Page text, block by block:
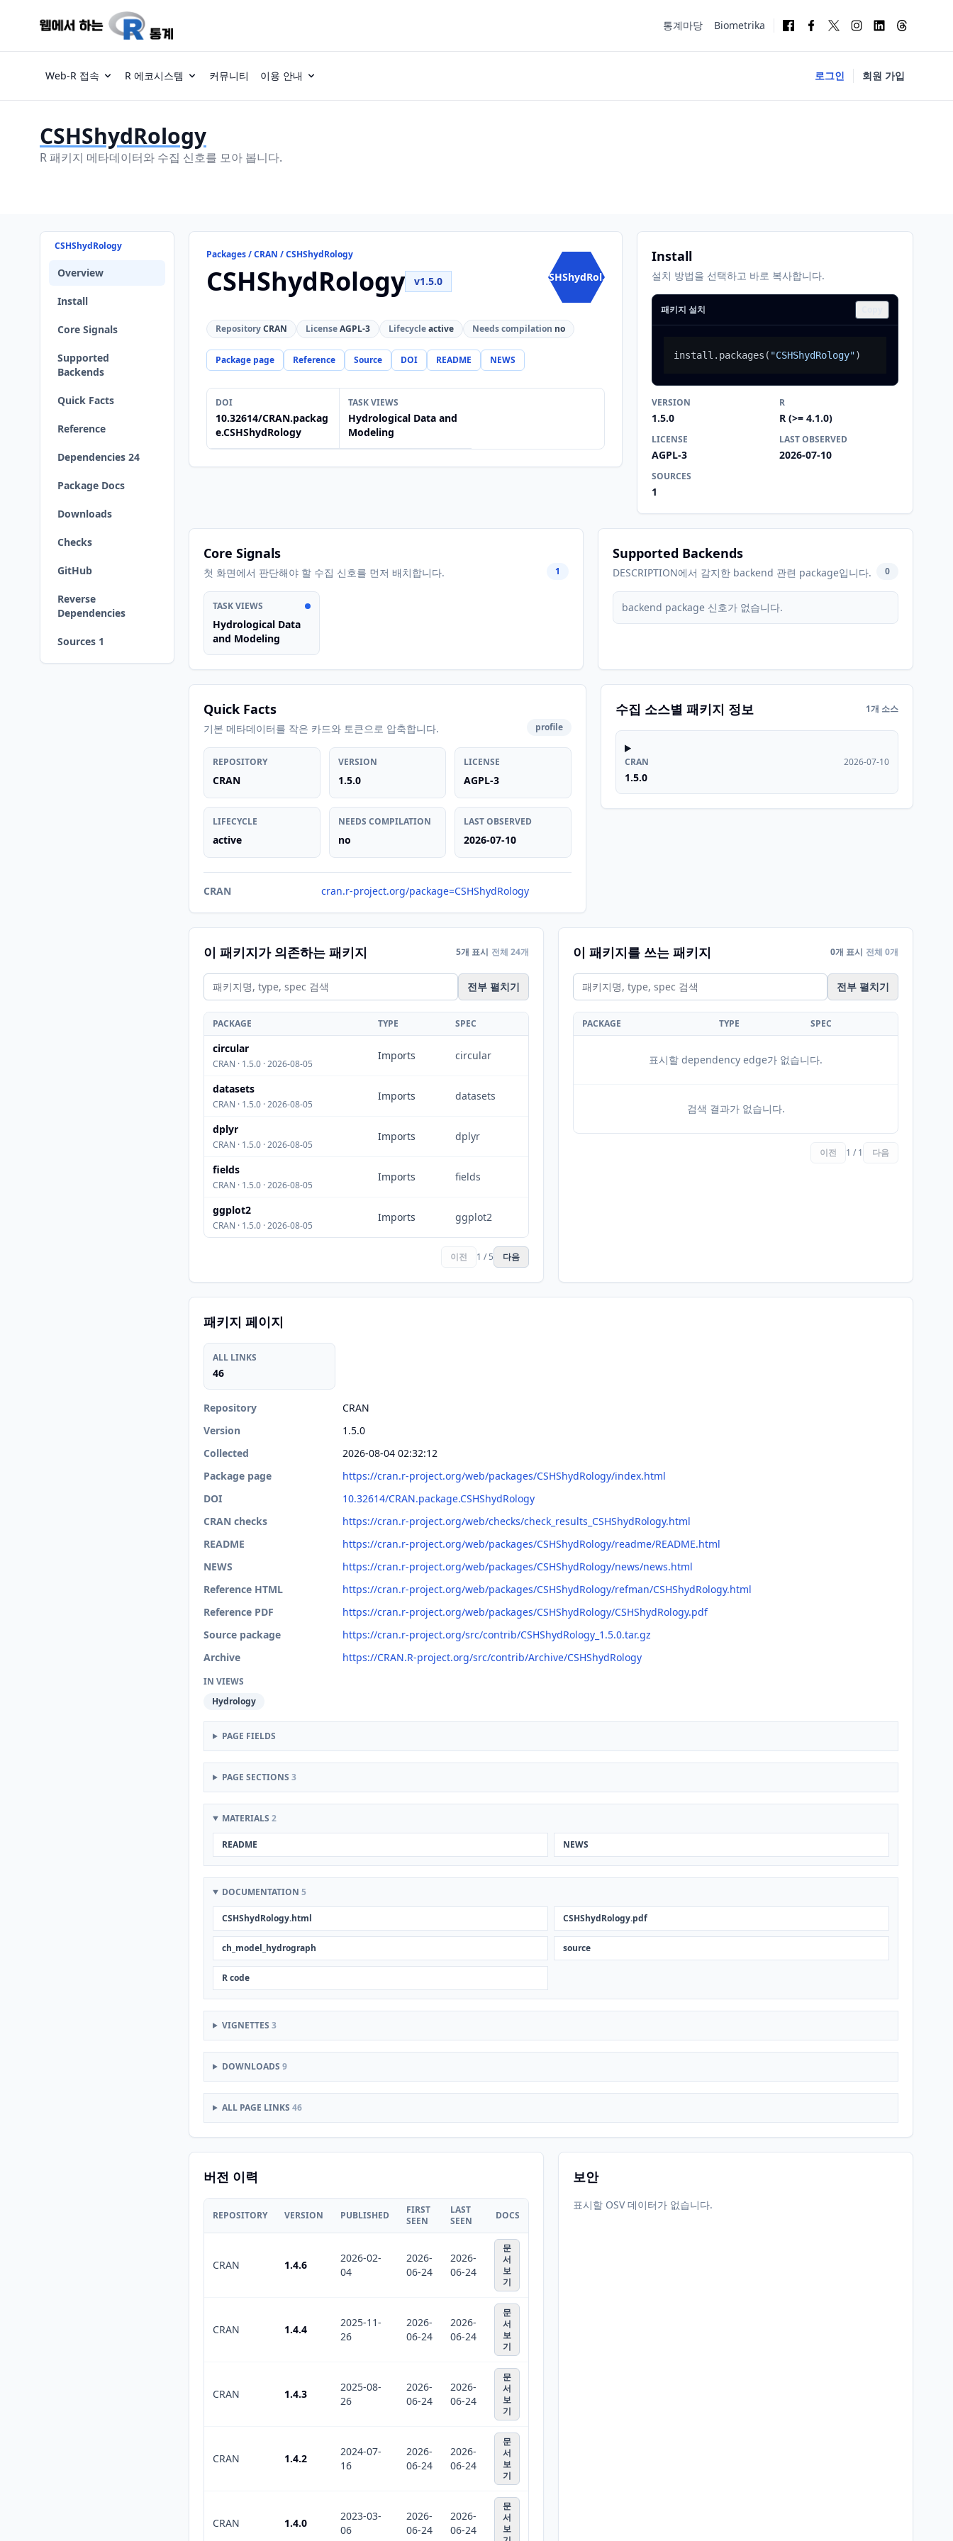
통계마당 Biometrika
Web-R 접속 R 에코시스템 커뮤니티 이용 안내 로그인 회원 가입
CSHShydRology
R 패키지 메타데이터와 수집 신호를 모아 봅니다.
CSHShydRology
Overview
Install
Core Signals
Supported
Backends
Quick Facts
Reference
Dependencies 24
Package Docs
Downloads
Checks
GitHub
Reverse
Dependencies
Sources 1
Packages / CRAN / CSHShydRology
CSHShydRology v1.5.0 CSHShydRol...
RepositoryCRAN LicenseAGPL-3 Lifecycleactive Needs compilation no
Package page Reference Source DOI README NEWS
DOI
10.32614/CRAN.packag
e.CSHShydRology
TASK VIEWS
Hydrological Data and
Modeling
Install
설치 방법을 선택하고 바로 복사합니다.
패키지 설치
install.packages ( "CSHShydRology")
VERSION
1.5.0
R
R (>= 4.1.0)
LICENSE
AGPL-3
LAST OBSERVED
2026-07-10
SOURCES
1
Core Signals
첫 화면에서 판단해야 할 수집 신호를 먼저 배치합니다. 1
TASK VIEWS
Hydrological Data
and Modeling
Supported Backends
DESCRIPTION에서 감지한 backend 관련 package입니다. 0
backend package 신호가 없습니다.
Quick Facts
기본 메타데이터를 작은 카드와 토큰으로 압축합니다. profile
REPOSITORY
CRAN
VERSION
1.5.0
LICENSE
AGPL-3
LIFECYCLE
active
NEEDS COMPILATION
no
LAST OBSERVED
2026-07-10
CRAN cran.r-project.org/package=CSHShydRology
수집 소스별 패키지 정보 1개 소스
CRAN
1.5.0
2026-07-10
이 패키지가 의존하는 패키지 5개 표시 전체 24개
전부 펼치기
PACKAGE TYPE SPEC
circular
CRAN · 1.5.0 · 2026-08-05
Imports circular
datasets
CRAN · 1.5.0 · 2026-08-05
Imports datasets
dplyr
CRAN · 1.5.0 · 2026-08-05
Imports dplyr
fields
CRAN · 1.5.0 · 2026-08-05
Imports fields
ggplot2
CRAN · 1.5.0 · 2026-08-05
Imports ggplot2
이전 1 / 5 다음
이 패키지를 쓰는 패키지 0개 표시 전체 0개
전부 펼치기
PACKAGE TYPE SPEC
표시할 dependency edge가 없습니다.
검색 결과가 없습니다.
이전 1 / 1 다음
패키지 페이지
ALL LINKS
46
Repository
CRAN
Version
1.5.0
Collected
2026-08-04 02:32:12
Package page
https://cran.r-project.org/web/packages/CSHShydRology/index.html
DOI
10.32614/CRAN.package.CSHShydRology
CRAN checks
https://cran.r-project.org/web/checks/check_results_CSHShydRology.html
README
https://cran.r-project.org/web/packages/CSHShydRology/readme/README.html
NEWS
https://cran.r-project.org/web/packages/CSHShydRology/news/news.html
Reference HTML
https://cran.r-project.org/web/packages/CSHShydRology/refman/CSHShydRology.html
Reference PDF
https://cran.r-project.org/web/packages/CSHShydRology/CSHShydRology.pdf
Source package
https://cran.r-project.org/src/contrib/CSHShydRology_1.5.0.tar.gz
Archive
https://CRAN.R-project.org/src/contrib/Archive/CSHShydRology
IN VIEWS
Hydrology
PAGE FIELDS
PAGE SECTIONS 3
MATERIALS 2
README NEWS
DOCUMENTATION 5
CSHShydRology.html CSHShydRology.pdf
ch_model_hydrograph source
R code
VIGNETTES 3
DOWNLOADS 9
ALL PAGE LINKS 46
버전 이력
REPOSITORY VERSION PUBLISHED
FIRST
SEEN
LAST
SEEN
DOCS
CRAN 1.4.6
2026-02-
04
2026-
06-24
2026-
06-24
문
서
보
기
CRAN 1.4.4
2025-11-
26
2026-
06-24
2026-
06-24
문
서
보
기
CRAN 1.4.3
2025-08-
26
2026-
06-24
2026-
06-24
문
서
보
기
CRAN 1.4.2
2024-07-
16
2026-
06-24
2026-
06-24
문
서
보
기
CRAN 1.4.0
2023-03-
06
2026-
06-24
2026-
06-24
문
서
보
보안
표시할 OSV 데이터가 없습니다.